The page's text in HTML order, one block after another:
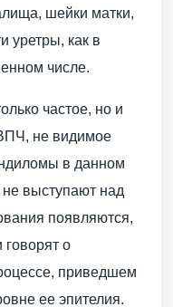
шейки матки,
уретры, как в
числе.
частое, но и
не видимое
в данном
не выступают над
появляются,
говорят о
приведшем
ее эпителия.